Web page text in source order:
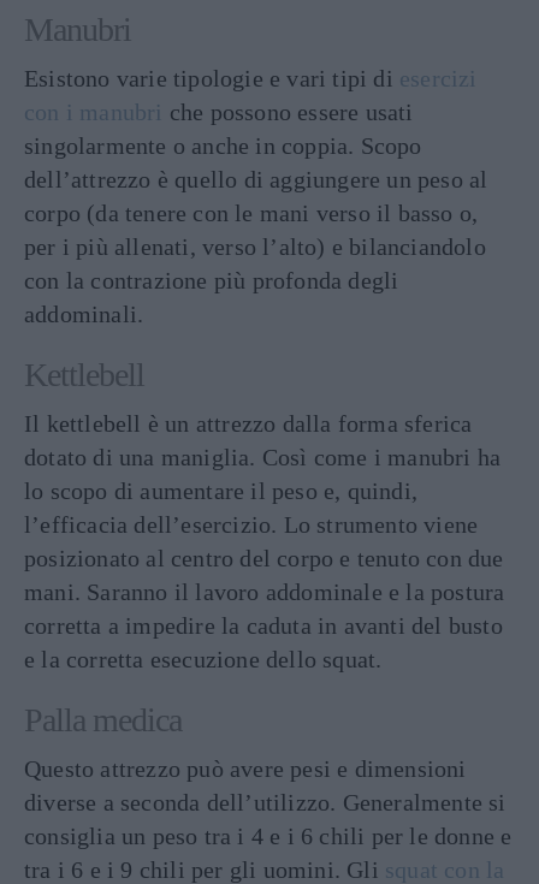
Manubri
Esistono varie tipologie e vari tipi di esercizi
con i manubri che possono essere usati
singolarmente o anche in coppia. Scopo
dell’attrezzo è quello di aggiungere un peso al
corpo (da tenere con le mani verso il basso o,
per i più allenati, verso l’alto) e bilanciandolo
con la contrazione più profonda degli
addominali.
Kettlebell
Il kettlebell è un attrezzo dalla forma sferica
dotato di una maniglia. Così come i manubri ha
lo scopo di aumentare il peso e, quindi,
l’efficacia dell’esercizio. Lo strumento viene
posizionato al centro del corpo e tenuto con due
mani. Saranno il lavoro addominale e la postura
corretta a impedire la caduta in avanti del busto
e la corretta esecuzione dello squat.
Palla medica
Questo attrezzo può avere pesi e dimensioni
diverse a seconda dell’utilizzo. Generalmente si
consiglia un peso tra i 4 e i 6 chili per le donne e
tra i 6 e i 9 chili per gli uomini. Gli squat con la